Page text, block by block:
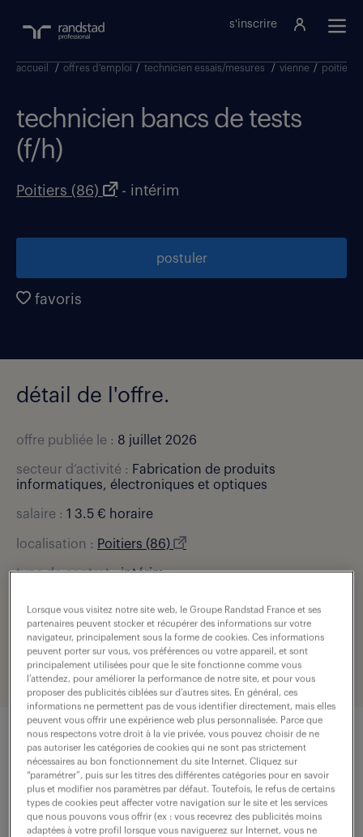
s'inscrire
accueil / offres d'emploi / technicien essais/mesures / vienne / poitiers
technicien bancs de tests
(f/h)
Poitiers (86) - intérim
postuler
favoris
détail de l'offre.
offre publiée le : 8 juillet 2026
secteur d’activité : Fabrication de produits
informatiques, électroniques et optiques
salaire : 1 3.5 € horaire
localisation : Poitiers (86)
type de contrat :intérim
durée :
expérience : 2 année(s)
référence de l'offre :307-U61-0003092_01C
description du poste
Suite à l'augmentation des cadences de
Lorsque vous visitez notre site web, le Groupe Randstad France et ses
partenaires peuvent stocker et récupérer des informations sur votre
navigateur, principalement sous la forme de cookies. Ces informations
peuvent porter sur vous, vos préférences ou votre appareil, et sont
principalement utilisées pour que le site fonctionne comme vous
l’attendez, pour améliorer la performance de notre site, et pour vous
proposer des publicités ciblées sur d’autres sites. En général, ces
informations ne permettent pas de vous identifier directement, mais elles
peuvent vous offrir une expérience web plus personnalisée. Parce que
nous respectons votre droit à la vie privée, vous pouvez choisir de ne
pas autoriser les catégories de cookies qui ne sont pas strictement
nécessaires au bon fonctionnement du site Internet. Cliquez sur
“paramétrer”, puis sur les titres des différentes catégories pour en savoir
plus et modifier nos paramètres par défaut. Toutefois, le refus de certains
types de cookies peut affecter votre navigation sur le site et les services
que nous pouvons vous offrir (ex : vous recevrez des publicités moins
adaptées à votre profil lorsque vous naviguerez sur Internet, vous ne